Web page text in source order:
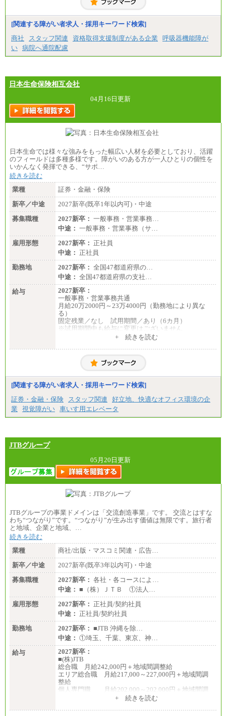
[関連する障がい者求人・採用キーワード検索]
商社
スタッフ関連 資格取得支援制度がある企業
呼吸器機能障が
い 病院へ通院配慮
日本生命保険相互会社
04月16日更新
日本生命では様々な強みをもった幅広い人材を必要としており、活躍
のフィールドは多種多様です。障がいのある方が一人ひとりの個性を
いかんなく発揮できる、“サポ…
続きを読む
業種
証券・金融・保険
新卒／中途
2027新卒(既卒1年以内可)・中途
募集職種
2027新卒： 一般事務・営業事務…
中途： 一般事務・営業事務（サ…
雇用形態
2027新卒： 正社員
中途： 正社員
勤務地
2027新卒： 全国47都道府県の…
中途： 全国47都道府県の支社…
給与
2027新卒：
一般事務・営業事務共通
月給20万2000円～23万4000円（勤務地により異な
る）
固定残業／なし 試用期間／あり（6カ月）
※試用期間中も給与に変更はございません
月給20万2000円～23万4000円（勤務地により異な
固定残業／なし 試用期間／あり（6か月）
+ 続きを読む
[関連する障がい者求人・採用キーワード検索]
証券・金融・保険
スタッフ関連
好立地、快適なオフィス環境の企
業
視覚障がい 車いす用エレベータ
JTBグループ
05月20日更新
JTBグループの事業ドメインは「交流創造事業」です。 交流とはすな
わち“つながり”です。“つながり”が生み出す価値は無限です。旅行者
と地域、企業と地域、…
続きを読む
業種
商社/出版・マスコミ関連・広告…
新卒／中途
2027新卒(既卒3年以内可)・中途
募集職種
2027新卒： 各社・各コースによ…
中途： ■（株）ＪＴＢ ①法人…
雇用形態
2027新卒： 正社員/契約社員
中途： 正社員/契約社員
勤務地
2027新卒： ■JTB 沖縄を除…
中途： ①埼玉、千葉、東京、神…
給与
2027新卒：
■(株)JTB
総合職 月給242,000円＋地域間調整給
エリア総合職 月給217,000～227,000円＋地域間調
整給
個人専門職 月給202,000～202,000円＋地域間調
+ 続きを読む